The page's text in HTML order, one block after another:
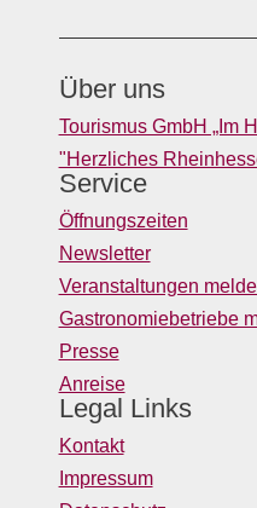
Über uns
Tourismus GmbH „Im
"Herzliches
Service
Öffnungszeiten
Newsletter
Veranstaltungen
Gastronomiebetriebe
Presse
Anreise
Legal Links
Kontakt
Impressum